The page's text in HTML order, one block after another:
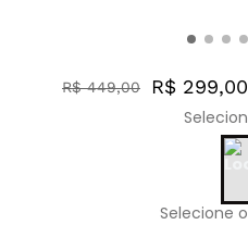
R$ 449,00 R$ 299,00